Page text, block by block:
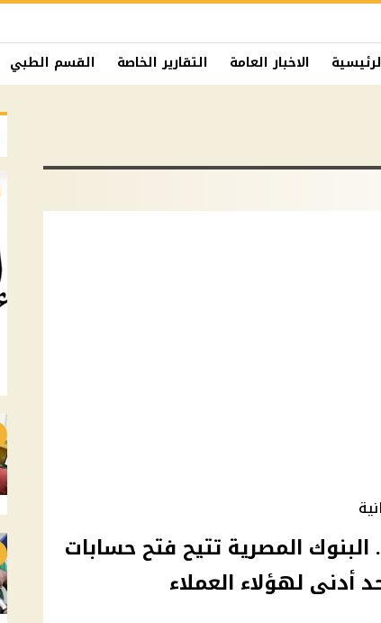
الاخبار العامة التقارير الخاصة القسم الطبي
المصرية تتيح فتح حسابات
أدنى لهؤلاء العملاء